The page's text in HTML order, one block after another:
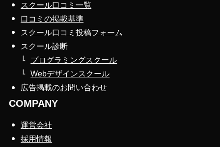
スクール口コミ一覧
口コミの掲載基準
スクール口コミ投稿フォーム
スクール診断
プログラミングスクール
Webデザインスクール
広告掲載のお問い合わせ
COMPANY
運営会社
採用情報